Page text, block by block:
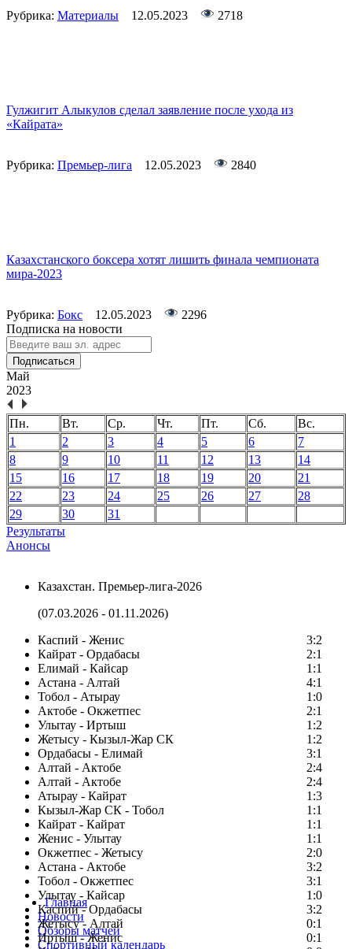
Рубрика: Материалы 12.05.2023 2718
Гулжигит Алыкулов сделал заявление после ухода из
«Кайрата»
Рубрика: Премьер-лига 12.05.2023 2840
Казахстанского боксера хотят лишить финала чемпионата
мира-2023
Рубрика: Бокс 12.05.2023
2296
Подписка на новости
Подписаться
Май
2023
Пн. Вт. Ср. Чт. Пт. Сб.
Вс.
1
2 3 4 5 6
7
8
9 10 11 12 13
14
15
16 17 18 19 20
21
22
23 24 25 26 27
28
29
30
31
Результаты
Анонсы
Казахстан. Премьер-лига-2026
(07.03.2026 - 01.11.2026)
Каспий - Женис
3:2
Кайрат - Ордабасы
2:1
Елимай - Кайсар
1:1
Астана - Алтай
4:1
Тобол - Атырау
1:0
Актобе - Окжетпес
2:1
Улытау - Иртыш
1:2
Жетысу - Кызыл-Жар СК
1:2
Ордабасы - Елимай
3:1
Алтай - Актобе
2:4
Алтай - Актобе
2:4
Атырау - Кайрат
1:3
Кызыл-Жар СК - Тобол
1:1
Кайрат - Кайрат
1:1
Женис - Улытау
1:1
Окжетпес - Жетысу
2:0
Астана - Актобе
3:2
Тобол - Окжетпес
3:1
Улытау - Кайсар
1:0
Каспий - Ордабасы
3:2
Жетысу - Алтай
0:1
Иртыш - Женис
0:1
Главная
Новости
Обзоры матчей
Спортивный календарь